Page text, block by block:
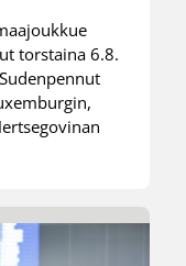
torstaina 6.8.